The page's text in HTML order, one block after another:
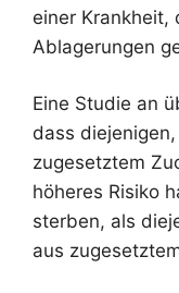
einer
Ablagerungen
Eine Studie an
dass
zugesetztem
höheres Risiko
sterben, als
aus